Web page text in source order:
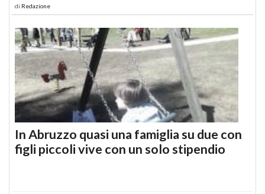
di Redazione
In Abruzzo quasi una famiglia su due con
figli piccoli vive con un solo stipendio